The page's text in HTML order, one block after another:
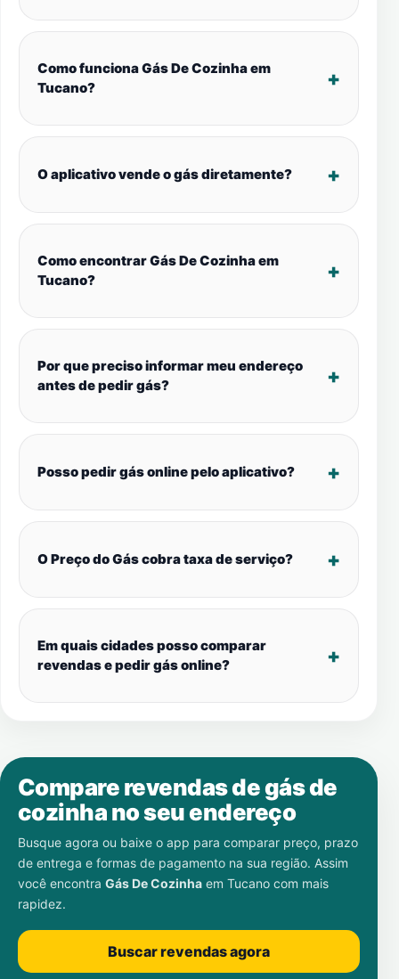
Como funciona Gás De Cozinha em
Tucano?
O aplicativo vende o gás diretamente?
Como encontrar Gás De Cozinha em
Tucano?
Por que preciso informar meu endereço
antes de pedir gás?
Posso pedir gás online pelo aplicativo?
O Preço do Gás cobra taxa de serviço?
Em quais cidades posso comparar
revendas e pedir gás online?
Compare revendas de gás de
cozinha no seu endereço
Busque agora ou baixe o app para comparar preço, prazo
de entrega e formas de pagamento na sua região. Assim
você encontra Gás De Cozinha em Tucano com mais
rapidez.
Buscar revendas agora